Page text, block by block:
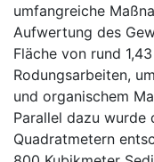
umfangreiche
Aufwertung des
Fläche von rund
Rodungsarbeiten,
und organischem
Parallel dazu wurde
Quadratmetern